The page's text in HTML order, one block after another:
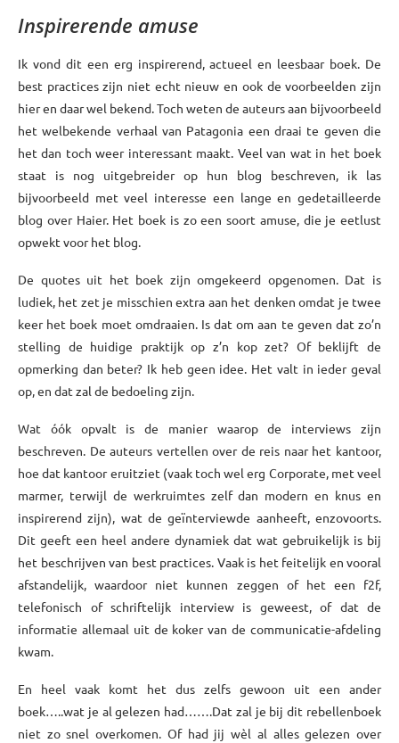
Inspirerende amuse
Ik vond dit een erg inspirerend, actueel en leesbaar boek. De
best practices zijn niet echt nieuw en ook de voorbeelden zijn
hier en daar wel bekend. Toch weten de auteurs aan bijvoorbeeld
het welbekende verhaal van Patagonia een draai te geven die
het dan toch weer interessant maakt. Veel van wat in het boek
staat is nog uitgebreider op hun blog beschreven, ik las
bijvoorbeeld met veel interesse een lange en gedetailleerde
blog over Haier. Het boek is zo een soort amuse, die je eetlust
opwekt voor het blog.
De quotes uit het boek zijn omgekeerd opgenomen. Dat is
ludiek, het zet je misschien extra aan het denken omdat je twee
keer het boek moet omdraaien. Is dat om aan te geven dat zo’n
stelling de huidige praktijk op z’n kop zet? Of beklijft de
opmerking dan beter? Ik heb geen idee. Het valt in ieder geval
op, en dat zal de bedoeling zijn.
Wat óók opvalt is de manier waarop de interviews zijn
beschreven. De auteurs vertellen over de reis naar het kantoor,
hoe dat kantoor eruitziet (vaak toch wel erg Corporate, met veel
marmer, terwijl de werkruimtes zelf dan modern en knus en
inspirerend zijn), wat de geïnterviewde aanheeft, enzovoorts.
Dit geeft een heel andere dynamiek dat wat gebruikelijk is bij
het beschrijven van best practices. Vaak is het feitelijk en vooral
afstandelijk, waardoor niet kunnen zeggen of het een f2f,
telefonisch of schriftelijk interview is geweest, of dat de
informatie allemaal uit de koker van de communicatie-afdeling
kwam.
En heel vaak komt het dus zelfs gewoon uit een ander
boek…..wat je al gelezen had…….Dat zal je bij dit rebellenboek
niet zo snel overkomen. Of had jij wèl al alles gelezen over